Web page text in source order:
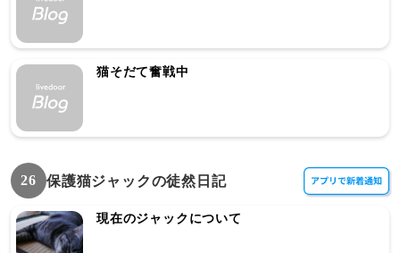
猫そだて奮戦中
26 保護猫ジャックの徒然日記
現在のジャックについて